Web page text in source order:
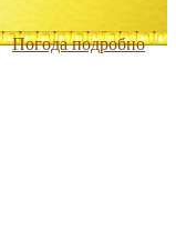
Погода подробно